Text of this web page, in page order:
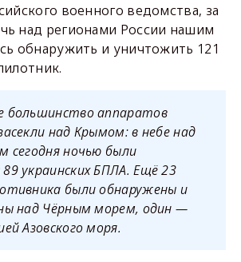
военного ведомства, за
над регионами России нашим
обнаружить и уничтожить 121
большинство аппаратов
над Крымом: в небе над
сегодня ночью были
украинских БПЛА. Ещё 23
были обнаружены и
над Чёрным морем, один —
Азовского моря.